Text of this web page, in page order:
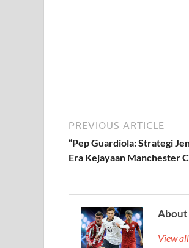
PREVIOUS ARTICLE
“Pep Guardiola: Strategi
Era Kejayaan Manchester
About
View